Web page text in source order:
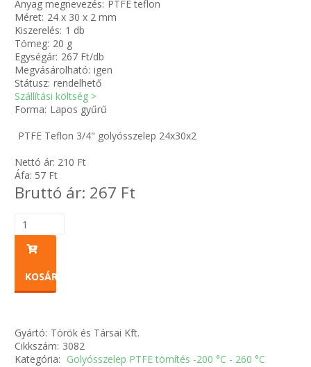
SIMÍTÓZÁRAS TASAK
SZORTÍROZÓ DOBOZ-KÉSZLET
TÖMLŐBILINCS
Anyag megnevezés: PTFE teflon
Méret: 24 x 30 x 2 mm
Kiszerelés: 1 db
Tömeg: 20 g
Egységár: 267 Ft/db
Megvásárolható: igen
Státusz: rendelhető
Szállítási költség >
Forma: Lapos gyűrű
PTFE Teflon 3/4" golyósszelep 24x30x2
Nettó ár: 210 Ft
Áfa: 57 Ft
Bruttó ár: 267 Ft
KOSÁRBA
Gyártó: Török és Társai Kft.
Cikkszám: 3082
Kategória: Golyósszelep PTFE tömítés -200 °C - 260 °C